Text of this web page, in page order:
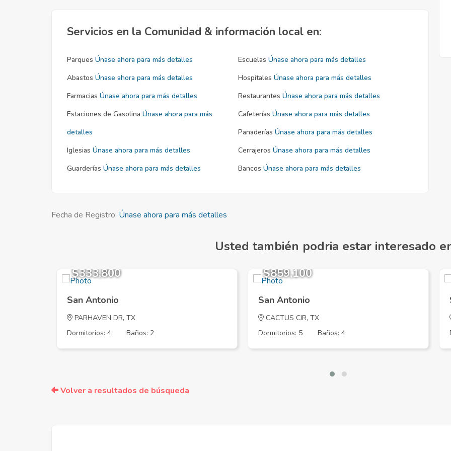
Servicios en la Comunidad & información local en:
Parques Únase ahora para más detalles Escuelas Únase ahora para más detalles
Abastos Únase ahora para más detalles Hospitales Únase ahora para más detalles
Farmacias Únase ahora para más detalles Restaurantes Únase ahora para más detalles
Estaciones de Gasolina Únase ahora para más
detalles
Cafeterías Únase ahora para más detalles
Panaderías Únase ahora para más detalles
Iglesias Únase ahora para más detalles Cerrajeros Únase ahora para más detalles
Guarderías Únase ahora para más detalles Bancos Únase ahora para más detalles
Fecha de Registro: Únase ahora para más detalles
Usted también podria estar interesado
$333,800
San Antonio
PARHAVEN DR, TX
Dormitorios: 4
Baños: 2
$859,100
San Antonio
CACTUS CIR, TX
Dormitorios: 5
Baños: 4
Volver a resultados de búsqueda